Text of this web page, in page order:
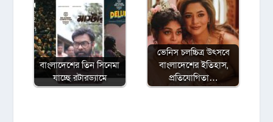
বাংলাদেশের তিন সিনেমা
যাচ্ছে রটারড্যামে
ভেনিস চলচ্চিত্র উৎসবে
বাংলাদেশের ইতিহাস,
প্রতিযোগিতা…